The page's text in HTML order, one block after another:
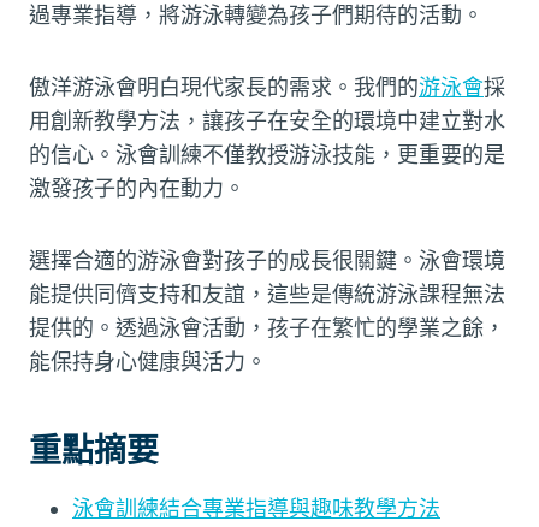
過專業指導，將游泳轉變為孩子們期待的活動。
傲洋游泳會明白現代家長的需求。我們的游泳會採
用創新教學方法，讓孩子在安全的環境中建立對水
的信心。泳會訓練不僅教授游泳技能，更重要的是
激發孩子的內在動力。
選擇合適的游泳會對孩子的成長很關鍵。泳會環境
能提供同儕支持和友誼，這些是傳統游泳課程無法
提供的。透過泳會活動，孩子在繁忙的學業之餘，
能保持身心健康與活力。
重點摘要
泳會訓練結合專業指導與趣味教學方法